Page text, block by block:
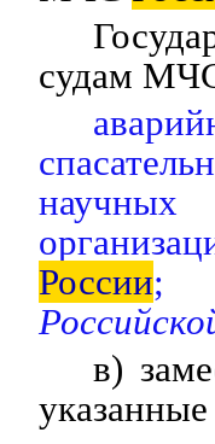
судам
научных
России;
в)